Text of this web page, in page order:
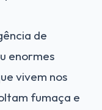
de
enormes
vivem nos
fumaça e